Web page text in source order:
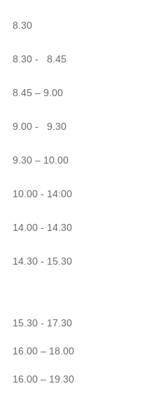
8.30
8.30 - 8.45
8.45 – 9.00
9.00 - 9.30
9.30 – 10.00
10.00 - 14:00
14.00 - 14.30
14.30 - 15.30
15.30 - 17.30
16.00 – 18.00
16.00 – 19.30